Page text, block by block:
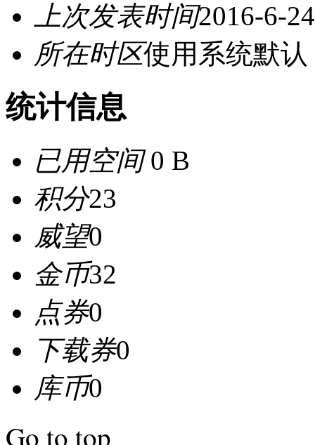
上次发表时间2016-6-
所在时区使用系统默认
统计信息
已用空间0 B
积分23
威望0
金币32
点券0
下载券0
库币0
Go to top